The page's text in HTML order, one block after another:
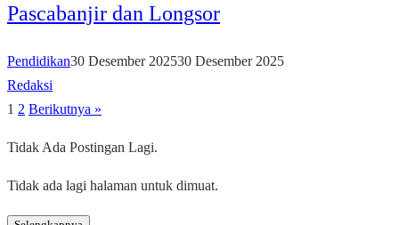
Pascabanjir dan Longsor
Pendidikan30 Desember 202530 Desember 2025
Redaksi
Paginasi
pos
1 2 Berikutnya »
Tidak Ada Postingan Lagi.
Tidak ada lagi halaman untuk dimuat.